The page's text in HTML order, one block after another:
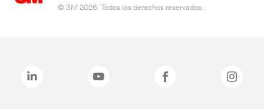
© 3M 2026. Todos los derechos reservados..